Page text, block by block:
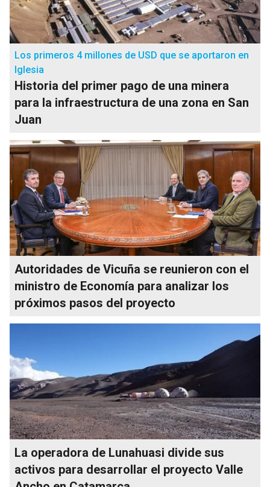
Los primeros 4 millones de USD que se aportaron en
Iglesia
Historia del primer pago de una minera
para la infraestructura de una zona en San
Juan
Autoridades de Vicuña se reunieron con el
ministro de Economía para analizar los
próximos pasos del proyecto
La operadora de Lunahuasi divide sus
activos para desarrollar el proyecto Valle